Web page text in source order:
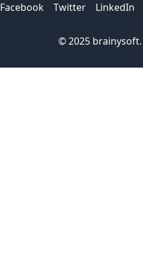
Facebook Twitter LinkedIn
© 2025 brainysoft.